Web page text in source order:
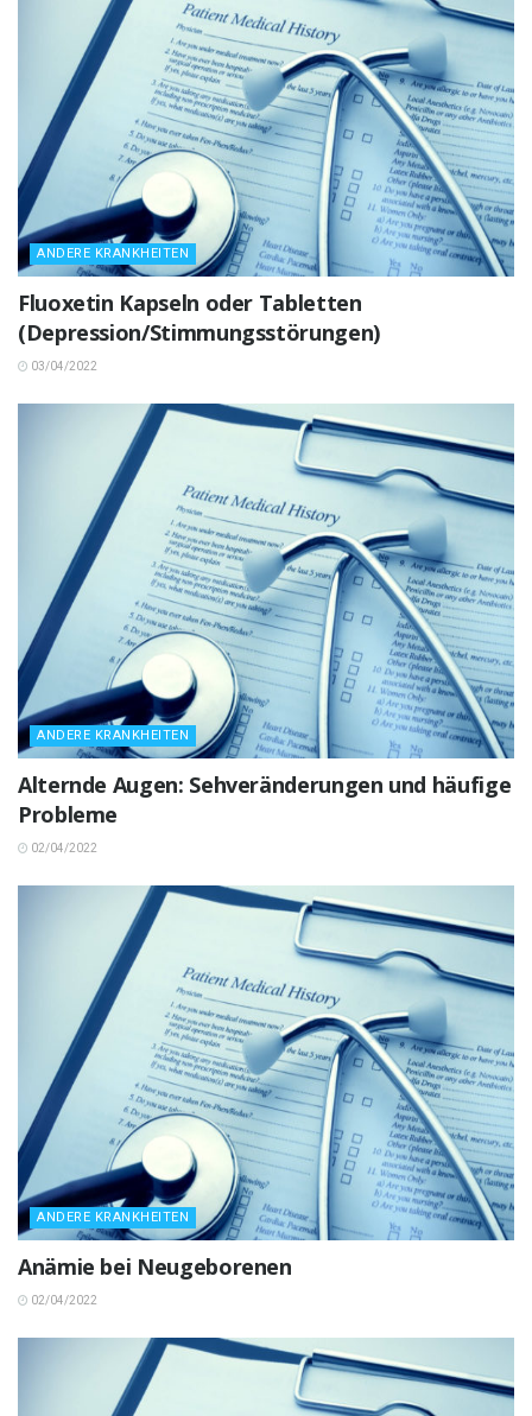
ANDERE KRANKHEITEN
Fluoxetin Kapseln oder Tabletten
(Depression/Stimmungsstörungen)
03/04/2022
ANDERE KRANKHEITEN
Alternde Augen: Sehveränderungen und häufige
Probleme
02/04/2022
ANDERE KRANKHEITEN
Anämie bei Neugeborenen
02/04/2022